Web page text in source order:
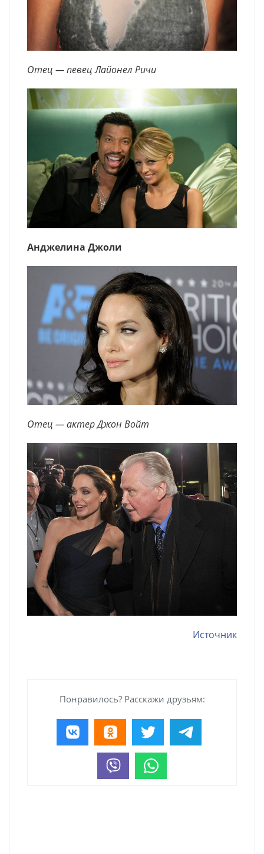
Отец — певец Лайонел Ричи
Анджелина Джоли
Отец — актер Джон Войт
Источник
Понравилось? Расскажи друзьям: